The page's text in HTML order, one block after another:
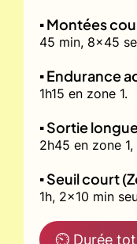
▪️ Montées
45 min, 8x45
▪️ Endurance
1h15 en zone 1.
▪️ Sortie
2h45 en zone
▪️ Seuil court
1h, 2x10 min
⏲ Durée